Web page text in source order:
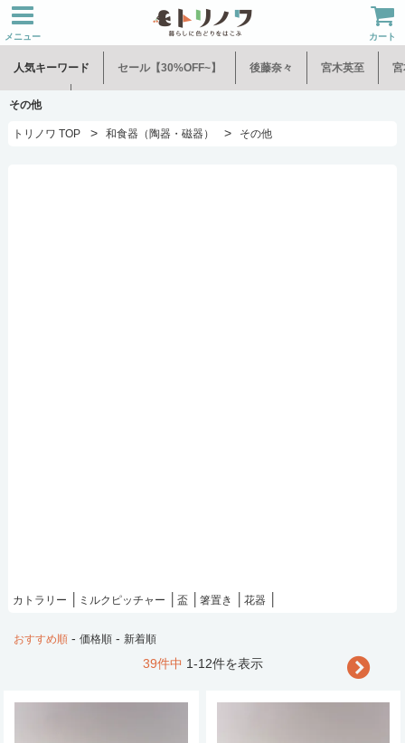
メニュー カート
人気キーワード セール【30%OFF~】 後藤奈々 宮木英至 宮
水谷和音
その他
トリノワ TOP > 和食器（陶器・磁器） > その他
カトラリー ミルクピッチャー 盃 箸置き 花器
おすすめ順 - 価格順 - 新着順
39件中 1-12件を表示